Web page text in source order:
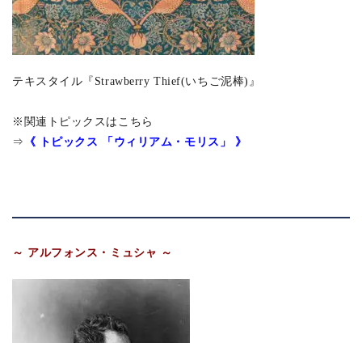
テキスタイル『Strawberry Thief(いちご泥棒)』
※関連トピックスはこちら
⇒
《 トピックス 「ウィリアム・モリス」 》
～ アルフォンス・ミュシャ ～